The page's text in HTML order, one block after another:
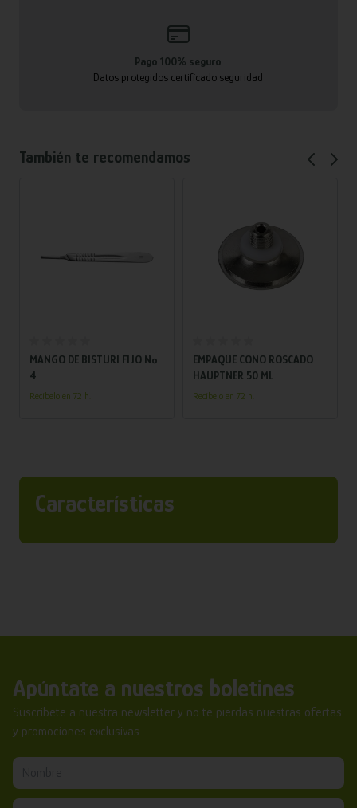
Pago 100% seguro
Datos protegidos certificado seguridad
También te recomendamos
MANGO DE BISTURI FIJO Nº
4
Recíbelo en 72 h.
EMPAQUE CONO ROSCADO
HAUPTNER 50 ML
Recíbelo en 72 h.
Características
Apúntate a nuestros boletines
Suscríbete a nuestra newsletter y no te pierdas nuestras ofertas
y promociones exclusivas.